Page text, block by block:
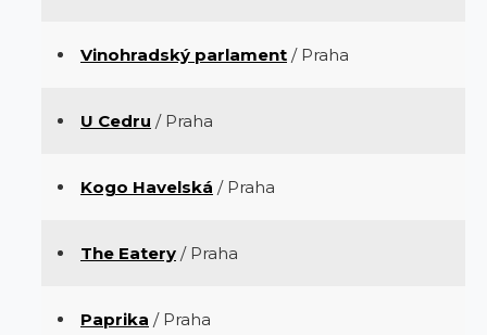
Vinohradský parlament / Praha
U Cedru / Praha
Kogo Havelská / Praha
The Eatery / Praha
Paprika / Praha